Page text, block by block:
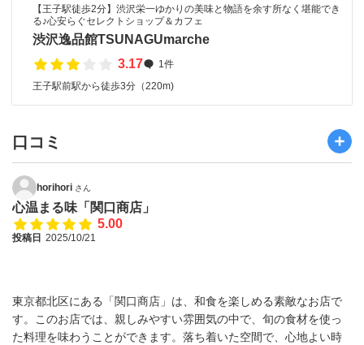
【王子駅徒歩2分】渋沢栄一ゆかりの美味と物語を余す所なく堪能でき
る♪心安らぐセレクトショップ＆カフェ
渋沢逸品館TSUNAGUmarche
3.17
1件
王子駅前駅から徒歩3分（220m)
口コミ
horihori さん
心温まる味「関口商店」
5.00
投稿日 2025/10/21
東京都北区にある「関口商店」は、和食を楽しめる素敵なお店で
す。このお店では、親しみやすい雰囲気の中で、旬の食材を使っ
た料理を味わうことができます。落ち着いた空間で、心地よい時